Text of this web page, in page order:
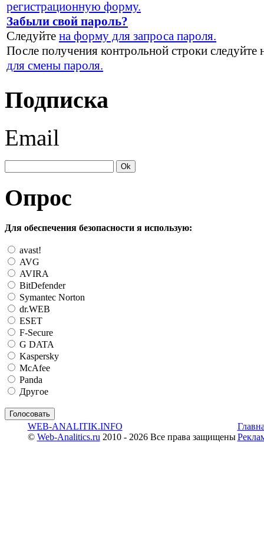
регистрационную форму.
Забыли свой пароль?
Следуйте на форму для запроса пароля.
После получения контрольной строки следуйте
для смены пароля.
Подписка
Email
Опрос
Для обеспечения безопасности я использую:
avast!
AVG
AVIRA
BitDefender
Symantec Norton
dr.WEB
ESET
F-Secure
G DATA
Kaspersky
McAfee
Panda
Другое
WEB-ANALITIK.INFO
© Web-Analitics.ru 2010 - 2026 Все права защищены